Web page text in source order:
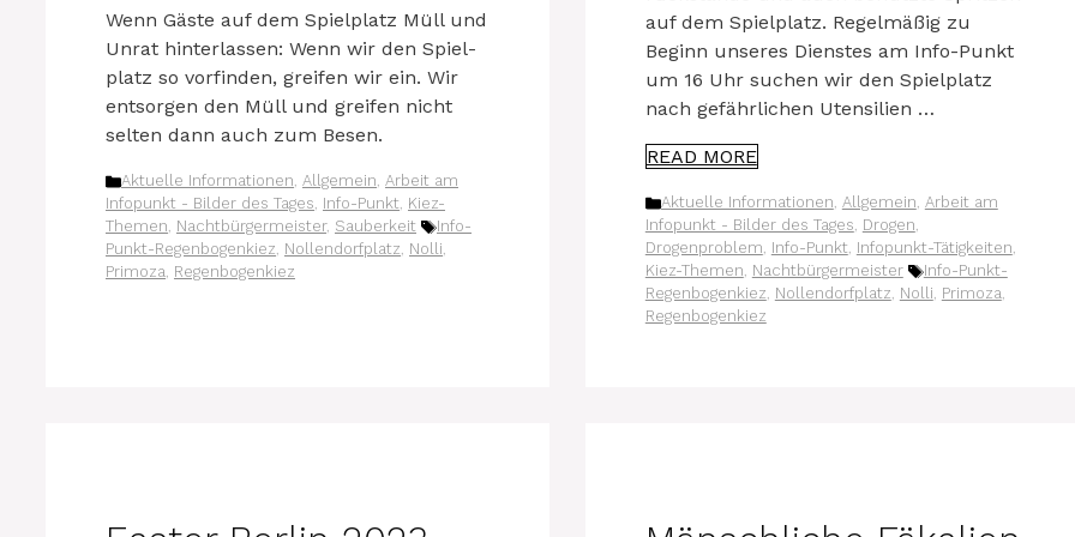
Wenn Gäs­te auf dem Spiel­platz Müll und
Unrat hin­ter­las­sen: Wenn wir den Spiel­
platz so vor­fin­den, grei­fen wir ein. Wir
ent­sor­gen den Müll und grei­fen nicht
sel­ten dann auch zum Besen.
Kategorien
Aktuelle Informationen Allgemein Arbeit am
Infopunkt - Bilder des Tages Info-Punkt Kiez-
Themen Nachtbürgermeister, Sauberkeit Schlagwörter
Info-
Punkt-Regenbogenkiez Nollendorfplatz Nolli
Primoza Regenbogenkiez
auf dem Spiel­platz. Regel­mä­ßig zu
Beginn unse­res Diens­tes am Info-Punkt
um 16 Uhr suchen wir den Spiel­platz
nach gefähr­li­chen Utensilien …
READ MORE
Kategorien
Aktuelle Informationen Allgemein Arbeit am
Infopunkt - Bilder des Tages Drogen
Drogenproblem Info-Punkt Infopunkt-Tätigkeiten
Kiez-Themen Nachtbürgermeister Schlagwörter
Info-Punkt-
Regenbogenkiez Nollendorfplatz Nolli Primoza
Regenbogenkiez